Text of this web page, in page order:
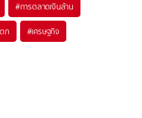
#การตลาดเงินล้าน
ก #เศรษฐกิจ